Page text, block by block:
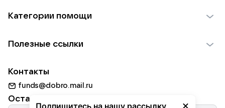
Подпишитесь на нашу рассылку
Использование материалов
Для НКО
Партнерам
Категории помощи
Пожилым
Животным
Природе
Полезные ссылки
Добрый день
Контакты
funds@dobro.mail.ru
Оставайтесь с нами